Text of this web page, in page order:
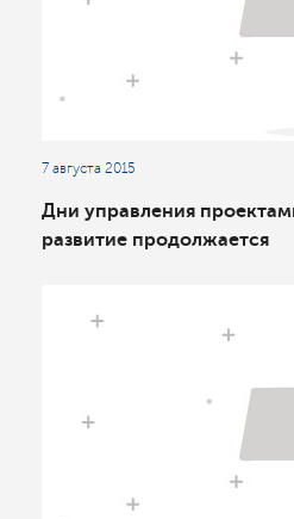
7 августа 2015
Дни управления
развитие продолжается